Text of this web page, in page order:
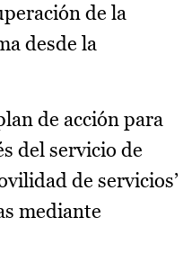
de la
desde la
de acción para
del servicio de
de servicios’
mediante